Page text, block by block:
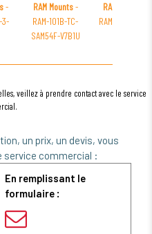
-
3-
RAM Mounts-
RAM-101B-TC-
SAM54F-V7B1U
RAM Mounts
RAM-FP4-6880-
veillez à prendre contact avec le service
un prix, un devis, vous
commercial :
En remplissant le
formulaire :